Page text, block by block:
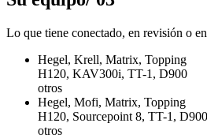
Lo que tiene conectado, en revisión o
Hegel, Krell, Matrix, Topping
H120, KAV300i, TT-1, D900
otros
Hegel, Mofi, Matrix, Topping
H120, Sourcepoint 8, TT-1, D900
otros